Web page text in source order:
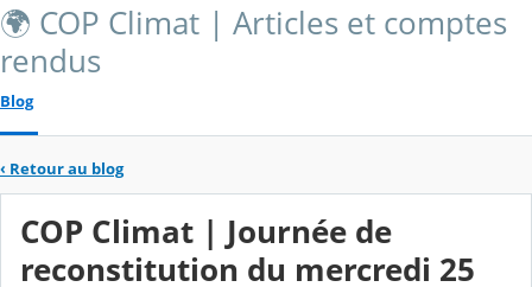
🌍 COP Climat | Articles et comptes
rendus
Blog
‹ Retour au blog
COP Climat | Journée de
reconstitution du mercredi 25